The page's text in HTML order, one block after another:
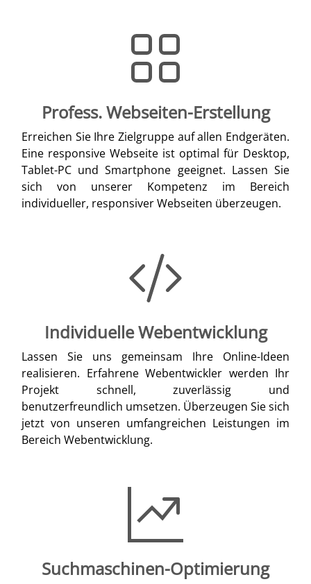
Profess. Webseiten-Erstellung
Erreichen Sie Ihre Zielgruppe auf allen Endgeräten.
Eine responsive Webseite ist optimal für Desktop,
Tablet-PC und Smartphone geeignet. Lassen Sie
sich von unserer Kompetenz im Bereich
individueller, responsiver Webseiten überzeugen.
Individuelle Webentwicklung
Lassen Sie uns gemeinsam Ihre Online-Ideen
realisieren. Erfahrene Webentwickler werden Ihr
Projekt schnell, zuverlässig und
benutzerfreundlich umsetzen. Überzeugen Sie sich
jetzt von unseren umfangreichen Leistungen im
Bereich Webentwicklung.
Suchmaschinen-Optimierung